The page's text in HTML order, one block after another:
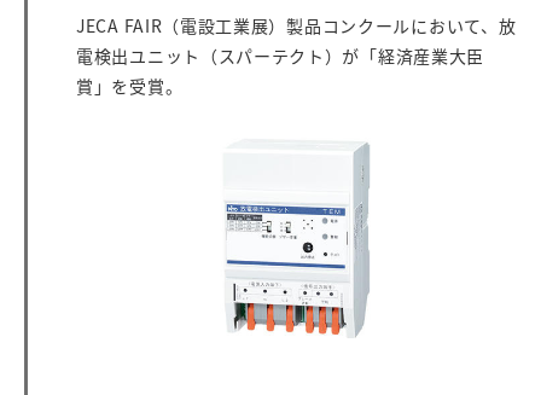
JECA FAIR（電設工業展）製品コンクールにおいて、放
電検出ユニット（スパーテクト）が「経済産業大臣
賞」を受賞。